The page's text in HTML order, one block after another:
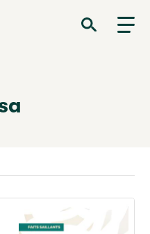
de la Primera Infancia